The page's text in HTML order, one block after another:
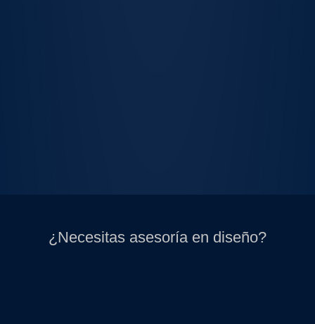
¿Necesitas asesoría en diseño?